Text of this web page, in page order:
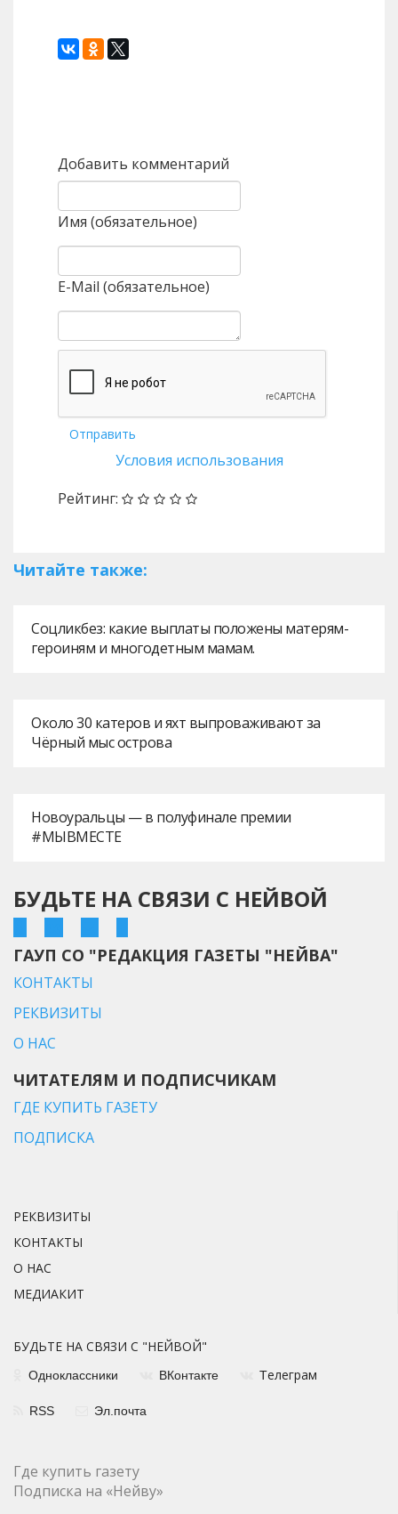
Добавить комментарий
Имя (обязательное)
E-Mail (обязательное)
Отправить
Условия использования
Рейтинг:
Читайте также:
Соцликбез: какие выплаты положены матерям-
героиням и многодетным мамам.
Около 30 катеров и яхт выпроваживают за
Чёрный мыс острова
Новоуральцы — в полуфинале премии
#МЫВМЕСТЕ
БУДЬТЕ НА СВЯЗИ С НЕЙВОЙ
ГАУП СО "РЕДАКЦИЯ ГАЗЕТЫ "НЕЙВА"
КОНТАКТЫ
РЕКВИЗИТЫ
О НАС
ЧИТАТЕЛЯМ И ПОДПИСЧИКАМ
ГДЕ КУПИТЬ ГАЗЕТУ
ПОДПИСКА
РЕКВИЗИТЫ
КОНТАКТЫ
О НАС
МЕДИАКИТ
БУДЬТЕ НА СВЯЗИ С "НЕЙВОЙ"
Одноклассники ВКонтакте Телеграм
RSS Эл.почта
Где купить газету
Подписка на «Нейву»